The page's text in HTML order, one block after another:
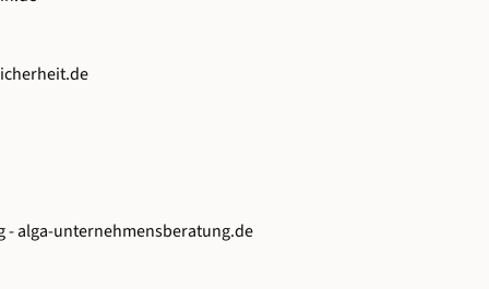
-alga-unternehmensberatung.de